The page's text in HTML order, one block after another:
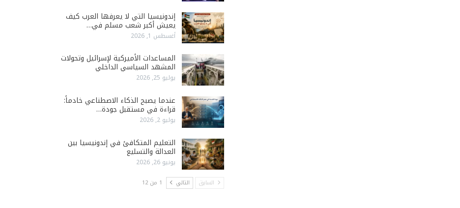
إندونيسيا التي لا يعرفها العرب كيف
يعيش أكبر شعب مسلم في…
أغسطس 1, 2026
المساعدات الأميركية لإسرائيل وتحولات
المشهد السياسي الداخلي
يوليو 25, 2026
عندما يصبح الذكاء الاصطناعي خادماً:
قراءة في مستقبل جودة…
يوليو 2, 2026
التعليم المتكافئ في إندونيسيا بين
العدالة والتسليع
يونيو 26, 2026
السابق التالي 1 من 12